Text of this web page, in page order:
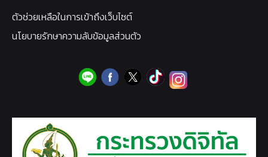
ตัวช่วยเหลือในการเข้าถึงเว็บไซต์
นโยบายรักษาความลับข้อมูลส่วนตัว